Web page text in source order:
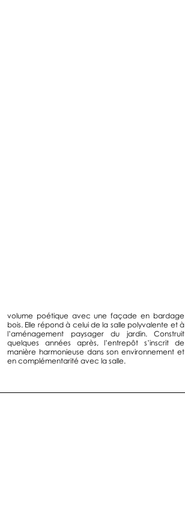
volume poétique avec une façade en bardage
bois. Elle répond à celui de la salle polyvalente et à
l’aménagement paysager du jardin. Construit
quelques années après, l’entrepôt s’inscrit de
manière harmonieuse dans son environnement et
en complémentarité avec la salle.